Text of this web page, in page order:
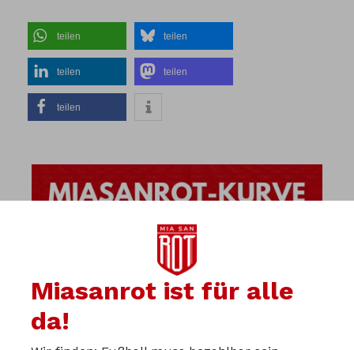
teilen teilen
teilen teilen
teilen
Miasanrot ist für alle
da!